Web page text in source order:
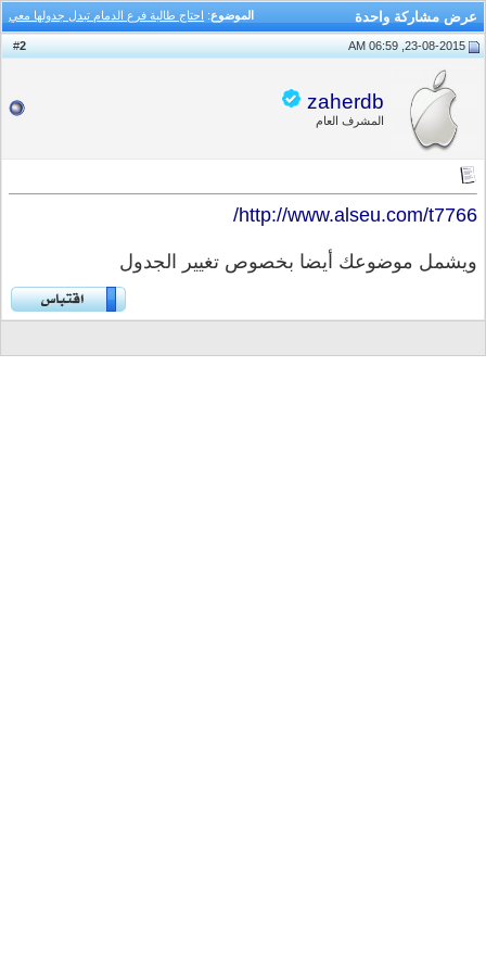
الموضوع: احتاج طالبة فرع الدمام تبدل جدولها معي عرض مشاركة واحدة
2
zaherdb
المشرف العام
http://www.alseu.com/t7766/
ويشمل موضوعك أيضا بخصوص تغيير الجدول